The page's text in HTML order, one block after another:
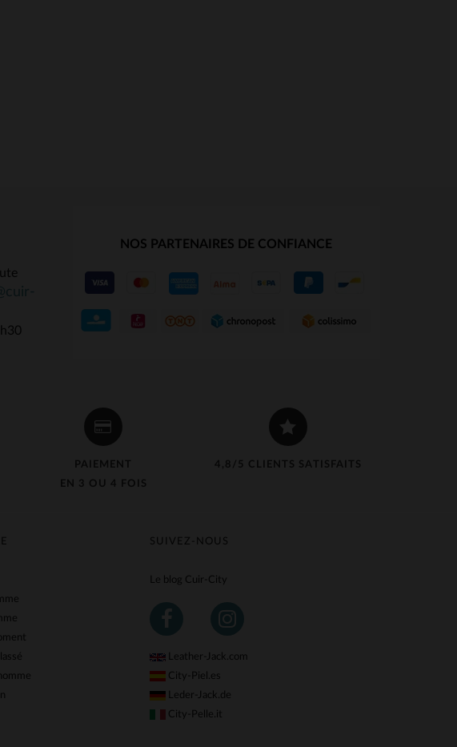
PAIEMENT
EN 3 OU 4 FOIS
4,8/5 CLIENTS SATISFAITS
NOS PARTENAIRES DE CONFIANCE
SUIVEZ-NOUS
Le blog Cuir-City
Leather-Jack.com
City-Piel.es
Leder-Jack.de
City-Pelle.it